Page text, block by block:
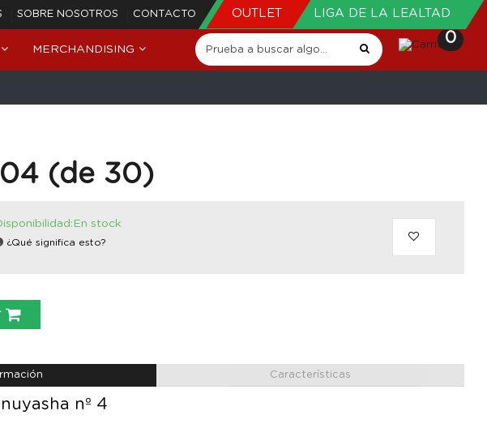
SOBRE NOSOTROS CONTACTO OUTLET LIGA DE LA LEALTAD
MERCHANDISING
0
(de 30)
stock
¿Qué significa esto?
Características
nº 4